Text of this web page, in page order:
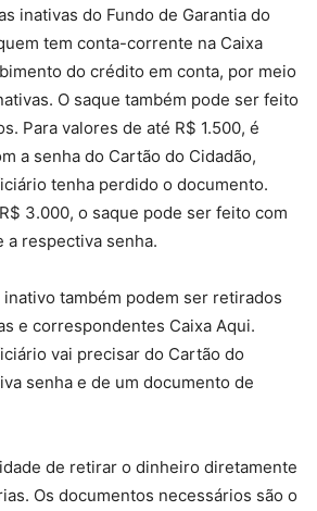
inativas do Fundo de Garantia do
tem conta-corrente na Caixa
do crédito em conta, por meio
O saque também pode ser feito
Para valores de até R$ 1.500, é
a senha do Cartão do Cidadão,
tenha perdido o documento.
3.000, o saque pode ser feito com
a respectiva senha.
inativo também podem ser retirados
e correspondentes Caixa Aqui.
vai precisar do Cartão do
senha e de um documento de
de retirar o dinheiro diretamente
Os documentos necessários são o